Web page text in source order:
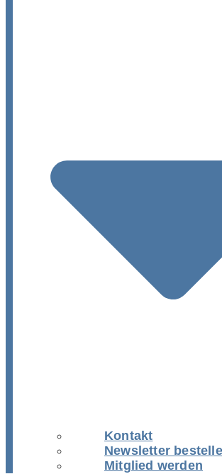
Kontakt
Newsletter
Mitglied werden